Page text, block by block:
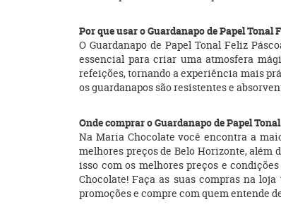
Por que usar o Guardanapo de Papel Tonal
O Guardanapo de Papel Tonal Feliz
essencial para criar uma atmosfera
refeições, tornando a experiência mais
os guardanapos são resistentes e
Onde comprar o Guardanapo de Papel
Na Maria Chocolate você encontra a
melhores preços de Belo Horizonte,
isso com os melhores preços e
Chocolate! Faça as suas compras na
promoções e compre com quem entende